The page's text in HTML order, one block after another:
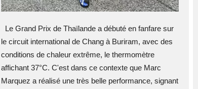
Le Grand Prix de Thaïlande a débuté en fanfare sur
le circuit international de Chang à Buriram, avec des
conditions de chaleur extrême, le thermomètre
affichant 37°C. C'est dans ce contexte que Marc
Marquez a réalisé une très belle performance, signant